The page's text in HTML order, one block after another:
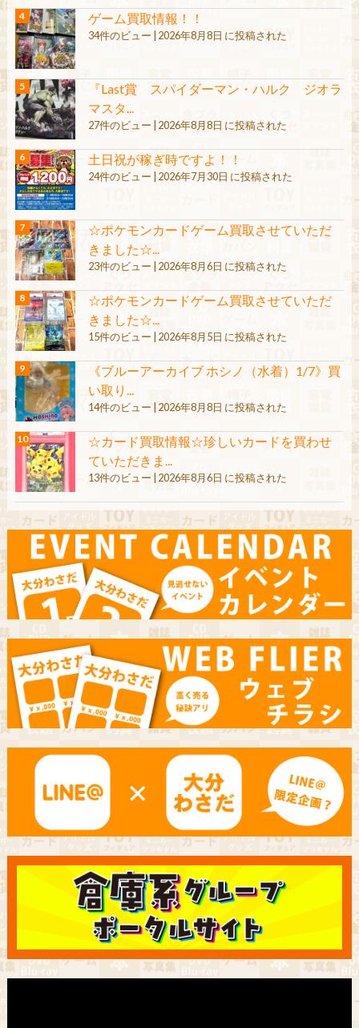
ゲーム買取情報！！
34件のビュー 2026年8月8日 に投稿された
『Last賞 スパイダーマン・ハルク ジオラ
マスタ...
27件のビュー 2026年8月8日 に投稿された
土日祝が稼ぎ時ですよ！！
24件のビュー 2026年7月30日 に投稿された
☆ポケモンカードゲーム買取させていただ
きました☆...
23件のビュー 2026年8月6日 に投稿された
☆ポケモンカードゲーム買取させていただ
きました☆...
15件のビュー 2026年8月5日 に投稿された
《ブルーアーカイブ ホシノ（水着）1/7》買
い取り...
14件のビュー 2026年8月8日 に投稿された
☆カード買取情報☆珍しいカードを買わせ
ていただきま...
13件のビュー 2026年8月6日 に投稿された